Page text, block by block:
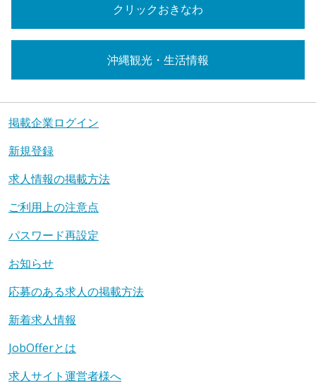
クリックおきなわ
沖縄観光・生活情報
掲載企業ログイン
新規登録
求人情報の掲載方法
ご利用上の注意点
パスワード再設定
お知らせ
応募のある求人の掲載方法
新着求人情報
JobOfferとは
求人サイト運営者様へ